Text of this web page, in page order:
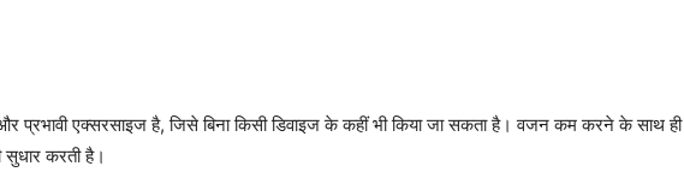
एक्सरसाइज है, जिसे बिना किसी डिवाइज के कहीं भी किया जा सकता है। वजन कम करने के साथ ही
सुधार करती है।